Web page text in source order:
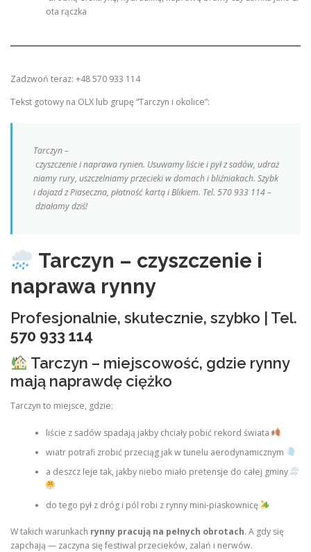
ota rączka
Zadzwoń teraz: +48 570 933 114
Tekst gotowy na OLX lub grupę “Tarczyn i okolice”:
Tarczyn –
czyszczenie i naprawa rynien. Usuwamy liście i pył z sadów, udraż
niamy rury, uszczelniamy przecieki w domach i bliźniakach. Szybk
i dojazd z Piaseczna, płatność kartą i Blikiem. Tel. 570 933 114 –
działamy dziś!
Tarczyn – czyszczenie i
naprawa rynny
Profesjonalnie, skutecznie, szybko | Tel.
570 933 114
Tarczyn – miejscowość, gdzie rynny
mają naprawdę ciężko
Tarczyn to miejsce, gdzie:
liście z sadów spadają jakby chciały pobić rekord świata
wiatr potrafi zrobić przeciąg jak w tunelu aerodynamicznym
a deszcz leje tak, jakby niebo miało pretensje do całej gminy
do tego pył z dróg i pól robi z rynny mini‑piaskownicę
W takich warunkach rynny pracują na pełnych obrotach. A gdy się
zapchają — zaczyna się festiwal przecieków, zalań i nerwów.